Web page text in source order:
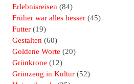
Erlebnisreisen (84)
Früher war alles besser (45)
Futter (19)
Gestalten (60)
Goldene Worte (20)
Grünkrone (12)
Grünzeug in Kultur (52)